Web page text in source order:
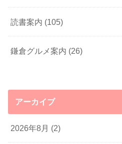
読書案内 (105)
鎌倉グルメ案内 (26)
アーカイブ
2026年8月 (2)